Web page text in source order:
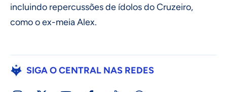
incluindo repercussões de ídolos do Cruzeiro,
como o ex-meia Alex.
SIGA O CENTRAL NAS REDES